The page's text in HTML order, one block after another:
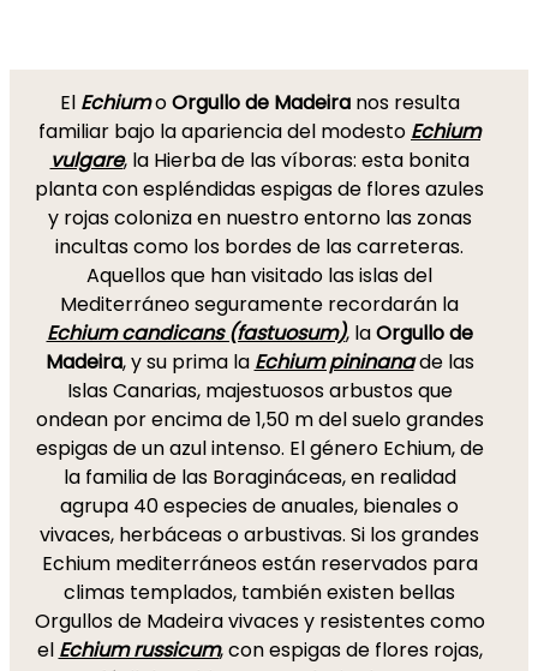
El EchiumoOrgullo de Madeiranos resulta
familiar bajo la apariencia del modesto Echium
vulgare, la Hierba de las víboras: esta bonita
planta con espléndidas espigas de flores azules
y rojas coloniza en nuestro entorno las zonas
incultas como los bordes de las carreteras.
Aquellos que han visitado las islas del
Mediterráneo seguramente recordarán la
Echium candicans (fastuosum), laOrgullo de
Madeira, y su prima la Echium pininanade las
Islas Canarias, majestuosos arbustos que
ondean por encima de 1,50 m del suelo grandes
espigas de un azul intenso. El género Echium, de
la familia de las Boragináceas, en realidad
agrupa 40 especies de anuales, bienales o
vivaces, herbáceas o arbustivas. Si los grandes
Echium mediterráneos están reservados para
climas templados, también existen bellas
Orgullos de Madeira vivaces y resistentes como
el Echium russicum, con espigas de flores rojas,